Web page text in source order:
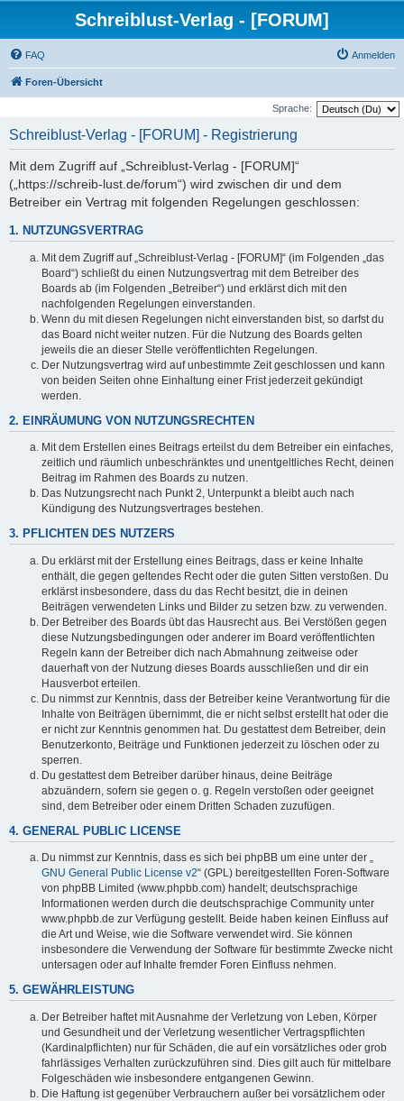
Schreiblust-Verlag - [FORUM]
FAQ Anmelden
Foren-Übersicht
Sprache:
Schreiblust-Verlag - [FORUM] - Registrierung
Mit dem Zugriff auf „Schreiblust-Verlag - [FORUM]“
(„https://schreib-lust.de/forum“) wird zwischen dir und dem
Betreiber ein Vertrag mit folgenden Regelungen geschlossen:
1. NUTZUNGSVERTRAG
Mit dem Zugriff auf „Schreiblust-Verlag - [FORUM]“ (im Folgenden „das
Board“) schließt du einen Nutzungsvertrag mit dem Betreiber des
Boards ab (im Folgenden „Betreiber“) und erklärst dich mit den
nachfolgenden Regelungen einverstanden.
Wenn du mit diesen Regelungen nicht einverstanden bist, so darfst du
das Board nicht weiter nutzen. Für die Nutzung des Boards gelten
jeweils die an dieser Stelle veröffentlichten Regelungen.
Der Nutzungsvertrag wird auf unbestimmte Zeit geschlossen und kann
von beiden Seiten ohne Einhaltung einer Frist jederzeit gekündigt
werden.
2. EINRÄUMUNG VON NUTZUNGSRECHTEN
Mit dem Erstellen eines Beitrags erteilst du dem Betreiber ein einfaches,
zeitlich und räumlich unbeschränktes und unentgeltliches Recht, deinen
Beitrag im Rahmen des Boards zu nutzen.
Das Nutzungsrecht nach Punkt 2, Unterpunkt a bleibt auch nach
Kündigung des Nutzungsvertrages bestehen.
3. PFLICHTEN DES NUTZERS
Du erklärst mit der Erstellung eines Beitrags, dass er keine Inhalte
enthält, die gegen geltendes Recht oder die guten Sitten verstoßen. Du
erklärst insbesondere, dass du das Recht besitzt, die in deinen
Beiträgen verwendeten Links und Bilder zu setzen bzw. zu verwenden.
Der Betreiber des Boards übt das Hausrecht aus. Bei Verstößen gegen
diese Nutzungsbedingungen oder anderer im Board veröffentlichten
Regeln kann der Betreiber dich nach Abmahnung zeitweise oder
dauerhaft von der Nutzung dieses Boards ausschließen und dir ein
Hausverbot erteilen.
Du nimmst zur Kenntnis, dass der Betreiber keine Verantwortung für die
Inhalte von Beiträgen übernimmt, die er nicht selbst erstellt hat oder die
er nicht zur Kenntnis genommen hat. Du gestattest dem Betreiber, dein
Benutzerkonto, Beiträge und Funktionen jederzeit zu löschen oder zu
sperren.
Du gestattest dem Betreiber darüber hinaus, deine Beiträge
abzuändern, sofern sie gegen o. g. Regeln verstoßen oder geeignet
sind, dem Betreiber oder einem Dritten Schaden zuzufügen.
4. GENERAL PUBLIC LICENSE
Du nimmst zur Kenntnis, dass es sich bei phpBB um eine unter der „
GNU General Public License v2“ (GPL) bereitgestellten Foren-Software
von phpBB Limited (www.phpbb.com) handelt; deutschsprachige
Informationen werden durch die deutschsprachige Community unter
www.phpbb.de zur Verfügung gestellt. Beide haben keinen Einfluss auf
die Art und Weise, wie die Software verwendet wird. Sie können
insbesondere die Verwendung der Software für bestimmte Zwecke nicht
untersagen oder auf Inhalte fremder Foren Einfluss nehmen.
5. GEWÄHRLEISTUNG
Der Betreiber haftet mit Ausnahme der Verletzung von Leben, Körper
und Gesundheit und der Verletzung wesentlicher Vertragspflichten
(Kardinalpflichten) nur für Schäden, die auf ein vorsätzliches oder grob
fahrlässiges Verhalten zurückzuführen sind. Dies gilt auch für mittelbare
Folgeschäden wie insbesondere entgangenen Gewinn.
Die Haftung ist gegenüber Verbrauchern außer bei vorsätzlichem oder